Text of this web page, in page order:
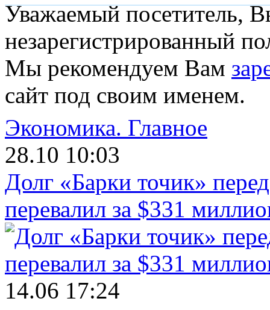
Уважаемый посетитель,
незарегистрированный
Мы рекомендуем Вам
сайт под своим именем.
Экономика. Главное
28.10 10:03
Долг «Барки точик»
перевалил за $331
14.06 17:24